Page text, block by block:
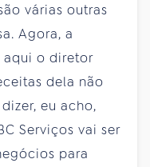
várias outras
Agora, a
aqui o diretor
dela não
eu acho,
Serviços vai ser
para